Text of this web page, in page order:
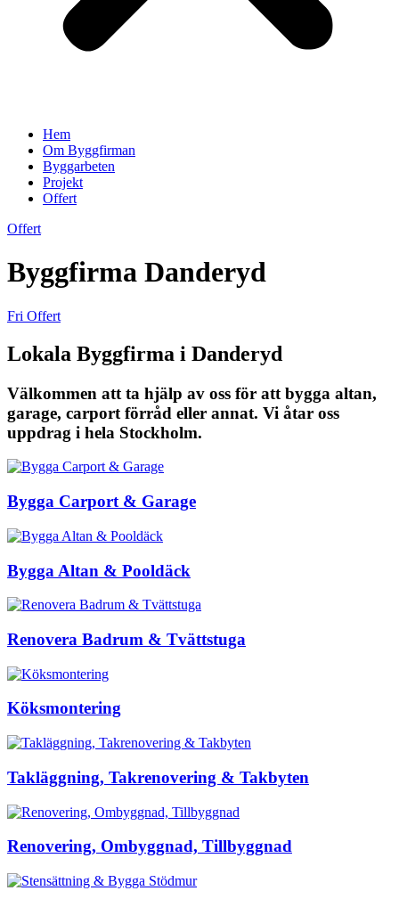
Hem
Om Byggfirman
Byggarbeten
Projekt
Offert
Offert
Byggfirma Danderyd
Fri Offert
Lokala Byggfirma i Danderyd
Välkommen att ta hjälp av oss för att bygga altan,
garage, carport förråd eller annat. Vi åtar oss
uppdrag i hela Stockholm.
Bygga Carport & Garage
Bygga Altan & Pooldäck
Renovera Badrum & Tvättstuga
Köksmontering
Takläggning, Takrenovering & Takbyten
Renovering, Ombyggnad, Tillbyggnad